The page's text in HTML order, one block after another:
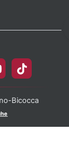
Bicocca